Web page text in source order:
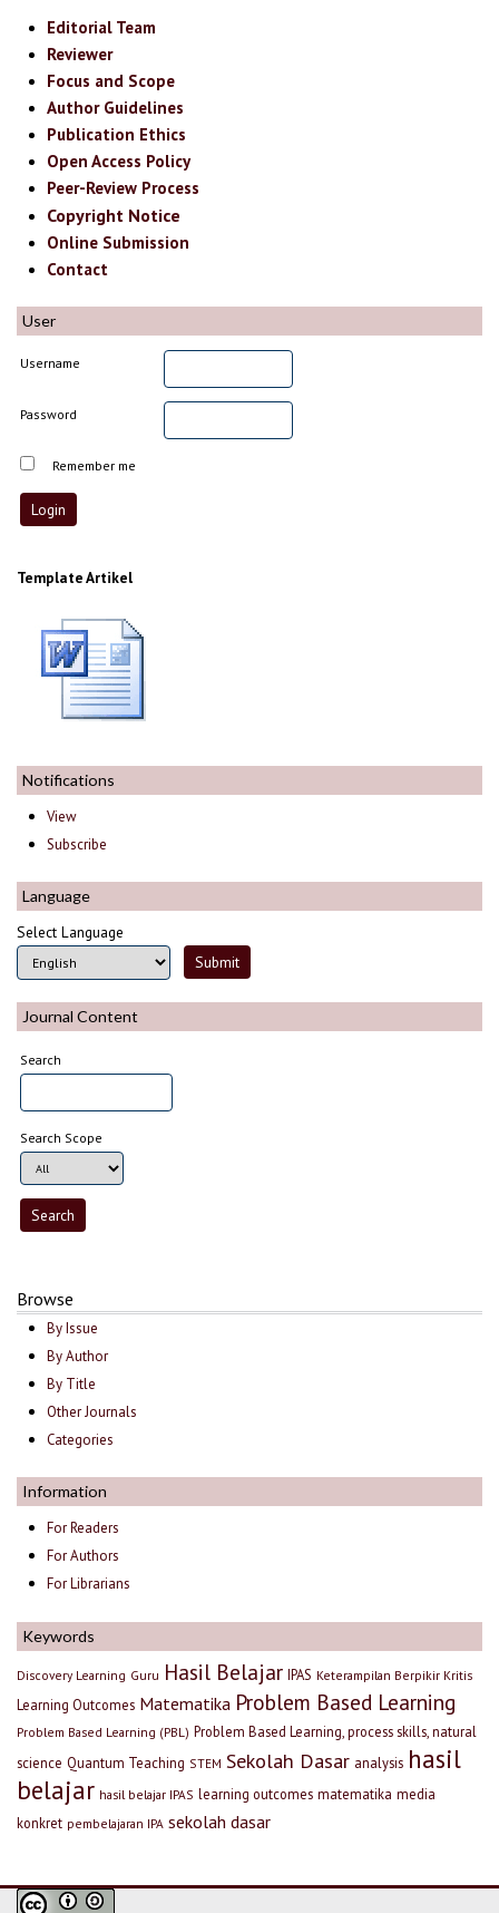
Editorial Team
Reviewer
Focus and Scope
Author Guidelines
Publication Ethics
Open Access Policy
Peer-Review Process
Copyright Notice
Online Submission
Contact
User
Username
Password
Remember me
Template Artikel
Notifications
View
Subscribe
Language
Select Language
Journal Content
Search
Search Scope
Browse
By Issue
By Author
By Title
Other Journals
Categories
Information
For Readers
For Authors
For Librarians
Keywords
Discovery Learning Guru Hasil Belajar IPAS Keterampilan Berpikir Kritis
Learning Outcomes Matematika Problem Based Learning
Problem Based Learning (PBL) Problem Based Learning, process skills, natural
science Quantum Teaching STEM Sekolah Dasar analysis hasil
belajar hasil belajar IPAS learning outcomes matematika media
konkret pembelajaran IPA sekolah dasar